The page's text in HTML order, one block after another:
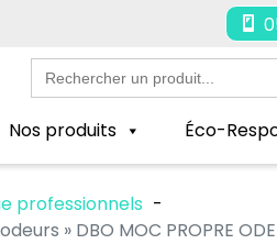
Search
for:
Nos produits Éco-
professionnels
» DBO MOC PROPRE